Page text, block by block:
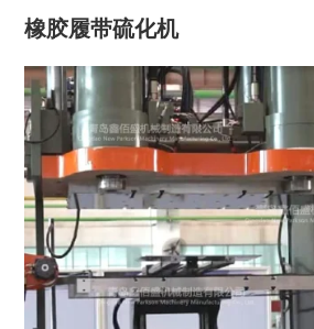
橡胶履带硫化机